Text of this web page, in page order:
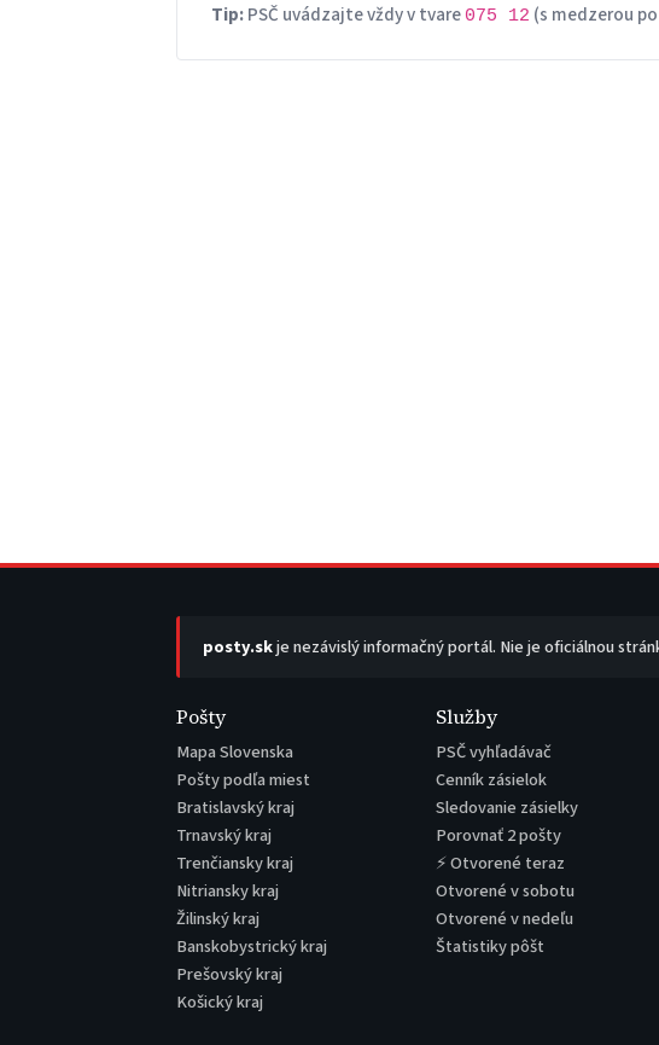
Tip:PSČ uvádzajte vždy v tvare 075 12 (s medzerou
posty.skje nezávislý informačný portál. Nie je oficiálnou
Pošty
Mapa Slovenska
Pošty podľa miest
Bratislavský kraj
Trnavský kraj
Trenčiansky kraj
Nitriansky kraj
Žilinský kraj
Banskobystrický kraj
Prešovský kraj
Košický kraj
Služby
PSČ vyhľadávač
Cenník zásielok
Sledovanie zásielky
Porovnať 2 pošty
⚡ Otvorené teraz
Otvorené v sobotu
Otvorené v nedeľu
Štatistiky pôšt